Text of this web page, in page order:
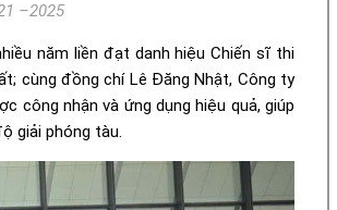
–2025
năm liền đạt danh hiệu Chiến sĩ thi
cùng đồng chí Lê Đăng Nhật, Công ty
công nhận và ứng dụng hiệu quả, giúp
giải phóng tàu.